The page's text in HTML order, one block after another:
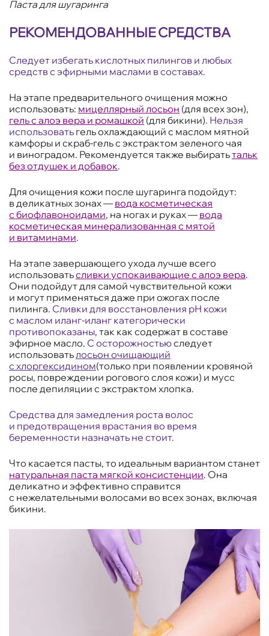
Паста для шугаринга
РЕКОМЕНДОВАННЫЕ СРЕДСТВА
Следует избегать кислотных пилингов и любых
средств с эфирными маслами в составах.
На этапе предварительного очищения можно
использовать: мицеллярный лосьон (для всех зон),
гель с алоэ вера и ромашкой (для бикини). Нельзя
использовать гель охлаждающий с маслом мятной
камфоры и скраб-гель с экстрактом зеленого чая
и виноградом. Рекомендуется также выбиратьтальк
без отдушек и добавок.
Для очищения кожи после шугаринга подойдут:
в деликатных зонах — вода косметическая
с биофлавоноидами, на ногах и руках — вода
косметическая минерализованная с мятой
и витаминами.
На этапе завершающего ухода лучше всего
использоватьсливки успокаивающие с алоэ вера.
Они подойдут для самой чувствительной кожи
и могут применяться даже при ожогах после
пилинга. Сливки для восстановления рН кожи
с маслом иланг-иланг категорически
противопоказаны, так как содержат в составе
эфирное масло. С осторожностьюследует
использоватьлосьон очищающий
с хлоргексидином(только при появлении кровяной
росы, повреждении рогового слоя кожи) и мусс
после депиляции с экстрактом хлопка.
Средства для замедления роста волос
и предотвращения врастания во время
беременности назначать не стоит.
Что касается пасты, то идеальным вариантом станет
натуральная паста мягкой консистенции. Она
деликатно и эффективно справится
с нежелательными волосами во всех зонах, включая
бикини.